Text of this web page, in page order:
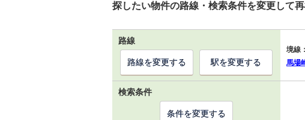
探したい物件の路線・検索条件を変更して
路線
境線：
馬場
路線を変更する 駅を変更する
検索条件
条件を変更する